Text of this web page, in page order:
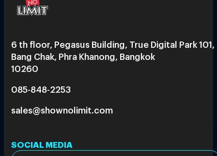
6 th floor, Pegasus Building, True Digital Park 101,
Bang Chak, Phra Khanong, Bangkok
10260
085-848-2253
sales@shownolimit.com
SOCIAL MEDIA